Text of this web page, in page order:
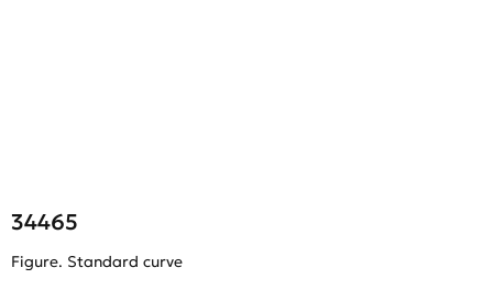
34465
Figure. Standard curve